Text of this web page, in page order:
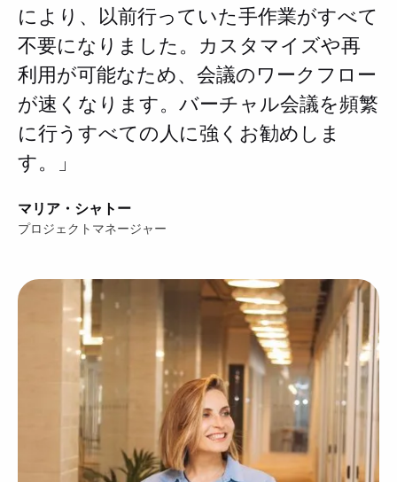
により、以前行っていた手作業がすべて
不要になりました。カスタマイズや再
利用が可能なため、会議のワークフロー
が速くなります。バーチャル会議を頻繁
に行うすべての人に強くお勧めしま
す。」
マリア・シャトー
プロジェクトマネージャー